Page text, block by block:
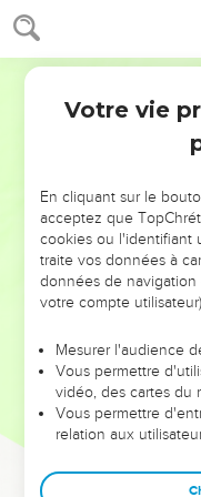
NE
ET SI LEURS
leur foi ou leur vision.
et les saisons difficiles
sont
Dans cette conférence,
clés pour avancer
Votre vie
En cliquant sur le
acceptez que
cookies ou l'identifiant
traite vos données à
données de navigation
votre compte
Mesurer l'audience
Vous permettre
vidéo, des cartes du
Vous permettre
relation aux